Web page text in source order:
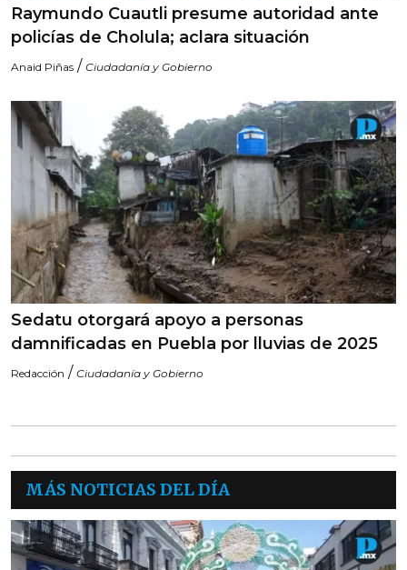
Raymundo Cuautli presume autoridad ante
policías de Cholula; aclara situación
Anaid Piñas / Ciudadanía y Gobierno
Sedatu otorgará apoyo a personas
damnificadas en Puebla por lluvias de 2025
Redacción / Ciudadanía y Gobierno
MÁS NOTICIAS DEL DÍA